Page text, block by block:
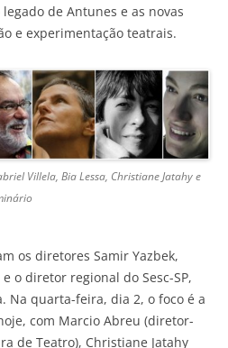
de Antunes e as novas
e experimentação teatrais.
Villela, Bia Lessa, Christiane Jatahy e
os diretores Samir Yazbek,
o diretor regional do Sesc-SP,
Na quarta-feira, dia 2, o foco é a
com Marcio Abreu (diretor-
de Teatro), Christiane Jatahy